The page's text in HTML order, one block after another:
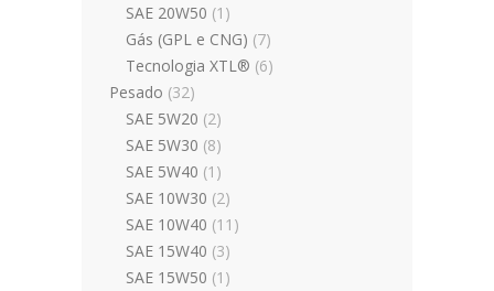
SAE 20W50 (1)
Gás (GPL e CNG) (7)
Tecnologia XTL® (6)
Pesado (32)
SAE 5W20 (2)
SAE 5W30 (8)
SAE 5W40 (1)
SAE 10W30 (2)
SAE 10W40 (11)
SAE 15W40 (3)
SAE 15W50 (1)